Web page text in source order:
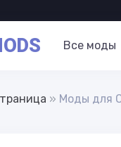
Все моды
» Моды для